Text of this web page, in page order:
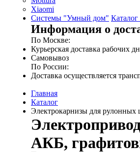
Xiaomi
Системы "Умный дом" Каталог
Информация о
По Москве:
Курьерская доставка рабочих
Самовывоз
По России:
Доставка осуществляется
Главная
Каталог
Электрокарнизы для
АКБ,